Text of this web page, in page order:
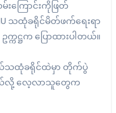
ကြောင်းကိုဖြတ်
သထုံခရိုင်မိတ်ဖက်ရေးရာ
ကဋ္ဌက ပြောထားပါတယ်။
နယ်သထုံခရိုင်ထဲမှာ တိုက်ပွဲ
ယ်လို့ လေ့လာသူတွေက